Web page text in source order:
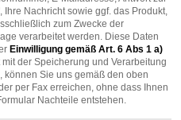
Nachricht sowie ggf. das Produkt,
zum Zwecke der
verarbeitet werden. Diese Daten
Einwilligung gemäß Art. 6 Abs 1 a)
mit der Speicherung und Verarbeitung
können Sie uns gemäß den oben
per Fax erreichen, ohne dass Ihnen
Nachteile entstehen.